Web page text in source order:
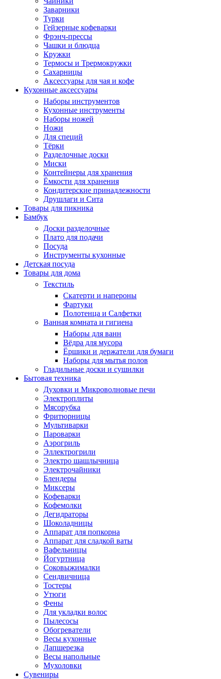
Заварники
Турки
Гейзерные кофеварки
Фрэнч-прессы
Чашки и блюдца
Кружки
Термосы и Трермокружки
Сахарницы
Аксессуары для чая и кофе
Кухонные аксессуары
Наборы инструментов
Кухонные инструменты
Наборы ножей
Ножи
Для специй
Тёрки
Разделочные доски
Миски
Контейнеры для хранения
Ёмкости для хранения
Кондитерские принадлежности
Друшлаги и Сита
Товары для пикника
Бамбук
Доски разделочные
Плато для подачи
Посуда
Инструменты кухонные
Детская посуда
Товары для дома
Текстиль
Скатерти и напероны
Фартуки
Полотенца и Салфетки
Ванная комната и гигиена
Наборы для ванн
Вёдра для мусора
Ёршики и держатели для бумаги
Наборы для мытья полов
Гладильные доски и сушилки
Бытовая техника
Духовки и Микроволновые печи
Электроплиты
Мясорубка
Фритюрницы
Мультиварки
Пароварки
Аэрогриль
Эллектрогрили
Электро шашлычница
Электрочайники
Блендеры
Миксеры
Кофеварки
Кофемолки
Дегидраторы
Шоколадницы
Аппарат для попкорна
Аппарат для сладкой ваты
Вафельницы
Йогуртница
Соковыжималки
Сендвичница
Тостеры
Утюги
Фены
Для укладки волос
Пылесосы
Обогреватели
Весы кухонные
Лапшерезка
Весы напольные
Мухоловки
Сувениры